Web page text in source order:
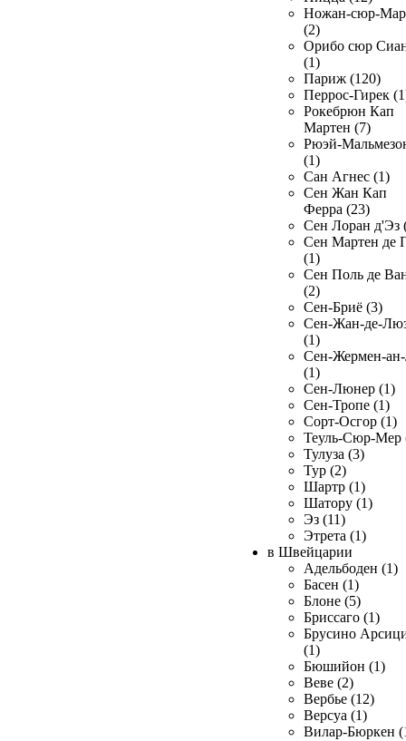
Ножан-сюр-
(2)
Орибо сюр
(1)
Париж (120)
Перрос-Гирек
Рокебрюн Кап
Мартен (7)
Рюэй-
(1)
Сан Агнес (1)
Сен Жан Кап
Ферра (23)
Сен Лоран д'Эз
Сен Мартен де
(1)
Сен Поль де
(2)
Сен-Бриё (3)
Сен-Жан-де-
(1)
Сен-Жермен-
(1)
Сен-Люнер (1)
Сен-Тропе (1)
Сорт-Осгор (1)
Теуль-Сюр-Мер
Тулуза (3)
Тур (2)
Шартр (1)
Шатору (1)
Эз (11)
Этрета (1)
в Швейцарии
Адельбоден (1)
Басен (1)
Блоне (5)
Бриссаго (1)
Брусино
(1)
Бюшийон (1)
Веве (2)
Вербье (12)
Версуа (1)
Вилар-Бюркен